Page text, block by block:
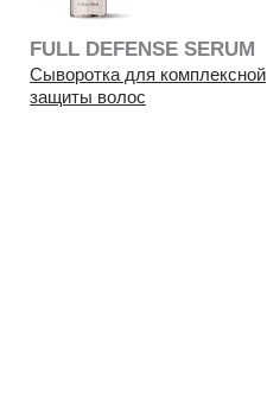
FULL DEFENSE SERUM
Сыворотка для комплексной
защиты волос